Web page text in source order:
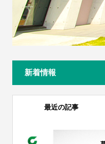
新着情報
最近の記事